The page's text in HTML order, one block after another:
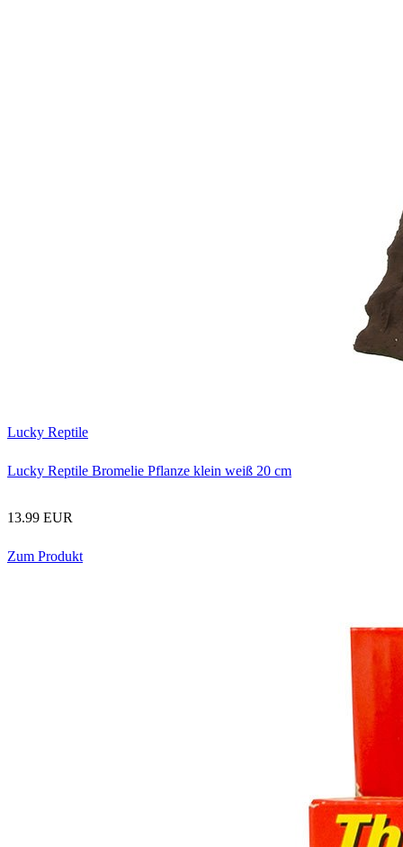
Lucky Reptile
Lucky Reptile Bromelie Pflanze klein weiß 20 cm
13.99 EUR
Zum Produkt